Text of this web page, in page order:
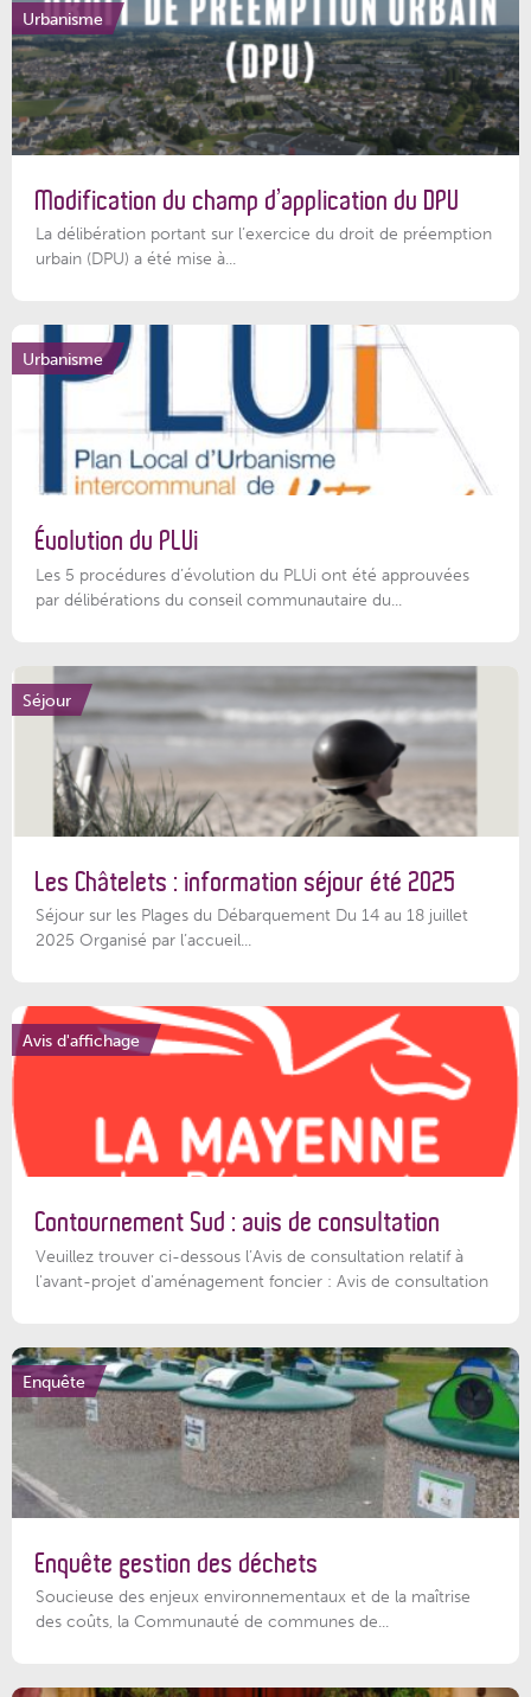
Urbanisme
Modification du champ d’application du DPU
La délibération portant sur l’exercice du droit de préemption
urbain (DPU) a été mise à...
Urbanisme
Évolution du PLUi
Les 5 procédures d’évolution du PLUi ont été approuvées
par délibérations du conseil communautaire du...
Séjour
Les Châtelets : information séjour été 2025
Séjour sur les Plages du Débarquement Du 14 au 18 juillet
2025 Organisé par l’accueil...
Avis d'affichage
Contournement Sud : avis de consultation
Veuillez trouver ci-dessous l’Avis de consultation relatif à
l'avant-projet d'aménagement foncier : Avis de consultation
Enquête
Enquête gestion des déchets
Soucieuse des enjeux environnementaux et de la maîtrise
des coûts, la Communauté de communes de...